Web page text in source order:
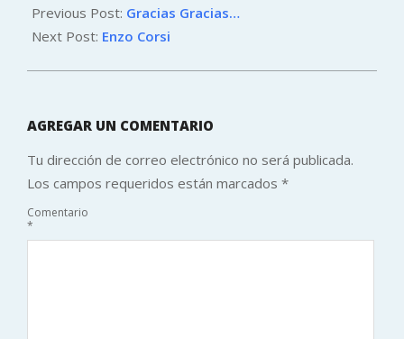
12-
01
Previous Post: Gracias Gracias…
Next Post: Enzo Corsi
AGREGAR UN COMENTARIO
Tu dirección de correo electrónico no será publicada.
Los campos requeridos están marcados *
Comentario
*